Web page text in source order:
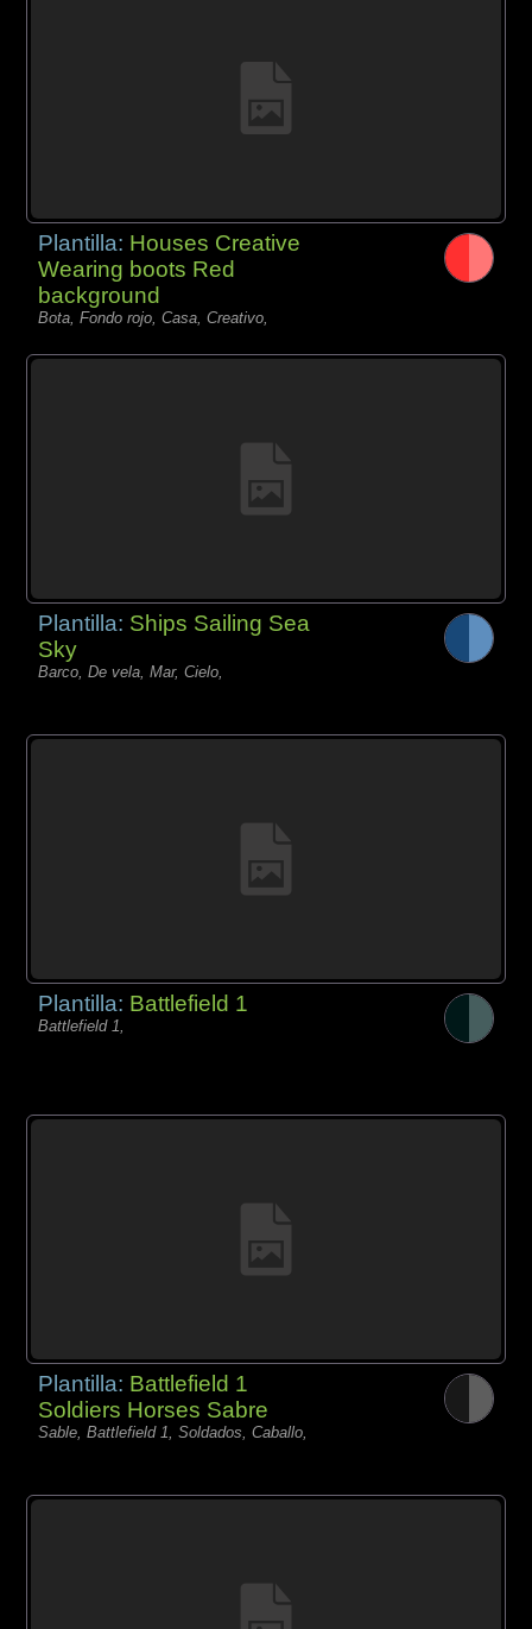
Plantilla: Houses Creative
Wearing boots Red
background
Bota, Fondo rojo, Casa, Creativo,
Plantilla: Ships Sailing Sea
Sky
Barco, De vela, Mar, Cielo,
Plantilla: Battlefield 1
Battlefield 1,
Plantilla: Battlefield 1
Soldiers Horses Sabre
Sable, Battlefield 1, Soldados, Caballo,